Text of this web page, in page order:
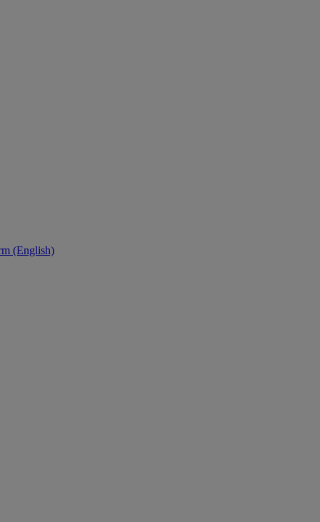
(English)